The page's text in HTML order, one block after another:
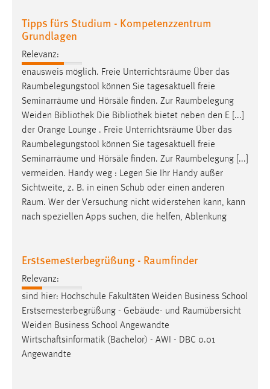
Tipps fürs Studium - Kompetenzzentrum
Grundlagen
Relevanz:
enausweis möglich. Freie Unterrichtsräume Über das
Raumbelegungstool können Sie tagesaktuell freie
Seminarräume und Hörsäle finden. Zur Raumbelegung
Weiden Bibliothek Die Bibliothek bietet neben den E [...]
der Orange Lounge . Freie Unterrichtsräume Über das
Raumbelegungstool können Sie tagesaktuell freie
Seminarräume und Hörsäle finden. Zur Raumbelegung [...]
vermeiden. Handy weg : Legen Sie Ihr Handy außer
Sichtweite, z. B. in einen Schub oder einen anderen
Raum. Wer der Versuchung nicht widerstehen kann, kann
nach speziellen Apps suchen, die helfen, Ablenkung
Erstsemesterbegrüßung - Raumfinder
Relevanz:
sind hier: Hochschule Fakultäten Weiden Business School
Erstsemesterbegrüßung - Gebäude- und Raumübersicht
Weiden Business School Angewandte
Wirtschaftsinformatik (Bachelor) - AWI - DBC 0.01
Angewandte
Cookie Laufzeit:
5e9dbeb1811c0446 = Sitzungslaufzeit, mibew_locale = 3
Jahre, MIBEW_UserID = 1 Jahr
Login
Name:
fe_user, be_user, be_lastLoginProvider
Zweck:
Dieser Cookie ist notwendig um sich an der Website
einloggen zu können.
Cookie Laufzeit:
STATISTIK
Statistik Cookies erfassen Informationen anonym.
Diese Informationen helfen uns zu verstehen, wie
unsere Besucher unsere Website nutzen.
Matomo